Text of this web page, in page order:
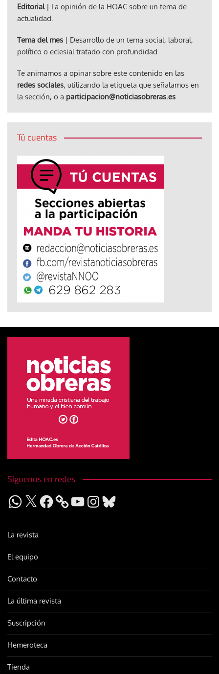
Editorial| La opinión de la HOAC sobre un tema de
actualidad.
Tema del mes | Desarrollo de un tema social, laboral,
político o eclesial tratado con profundidad.
Te animamos a opinar sobre este contenido en las
redes sociales, utilizando la etiqueta que señalamos en
la sección, o a participacion@noticiasobreras.es
Tú cuentas
Síguenos en redes
WhatsApp
X Facebook YouTubeInstagram
Bluesky
La revista
El equipo
Contacto
La última revista
Suscripción
Hemeroteca
Tienda